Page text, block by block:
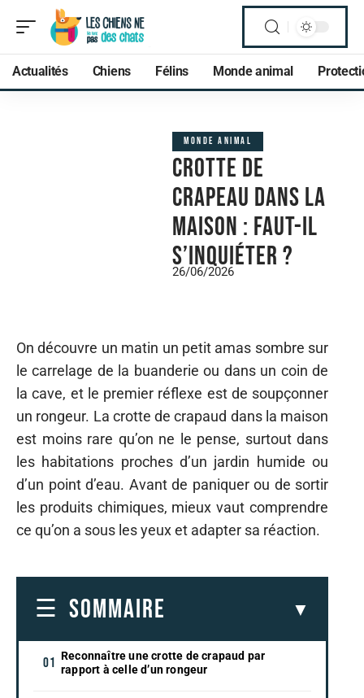
Actualités Chiens Félins Monde animal
MONDE ANIMAL
Crotte de
crapeau dans la
maison : faut-il
s’inquiéter ?
26/06/2026
On découvre un matin un petit amas sombre sur
le carrelage de la buanderie ou dans un coin de
la cave, et le premier réflexe est de soupçonner
un rongeur. La crotte de crapaud dans la maison
est moins rare qu’on ne le pense, surtout dans
les habitations proches d’un jardin humide ou
d’un point d’eau. Avant de paniquer ou de sortir
les produits chimiques, mieux vaut comprendre
ce qu’on a sous les yeux et adapter sa réaction.
SOMMAIRE
Reconnaître une crotte de crapaud par
rapport à celle d’un rongeur